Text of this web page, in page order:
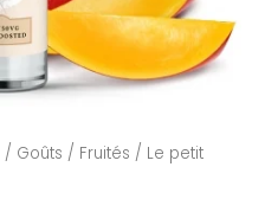
/ Goûts / Fruités / Le petit